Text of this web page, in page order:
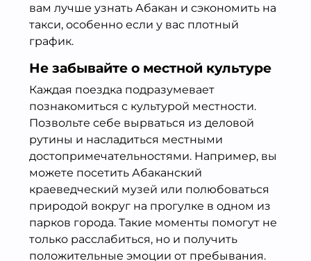
вам лучше узнать Абакан и сэкономить на
такси, особенно если у вас плотный
график.
Не забывайте о местной культуре
Каждая поездка подразумевает
познакомиться с культурой местности.
Позвольте себе вырваться из деловой
рутины и насладиться местными
достопримечательностями. Например, вы
можете посетить Абаканский
краеведческий музей или полюбоваться
природой вокруг на прогулке в одном из
парков города. Такие моменты помогут не
только расслабиться, но и получить
положительные эмоции от пребывания.